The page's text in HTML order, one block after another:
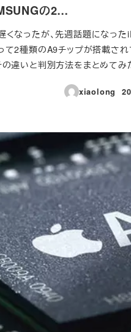
の2…
くなったが、先週話題になっ
て2種類のA9チップが搭載さ
の違いと判別方法をまとめてみ
xiaolong